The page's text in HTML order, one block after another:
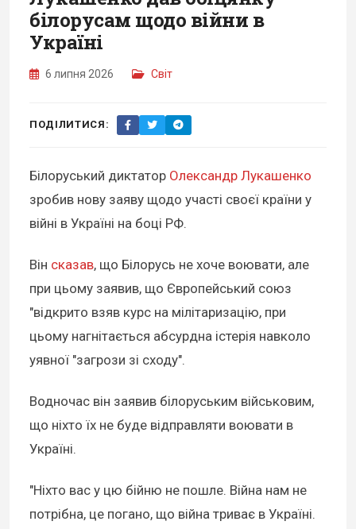
білорусам щодо війни в
Україні
6 липня 2026 Світ
ПОДІЛИТИСЯ:
Білоруський диктатор Олександр Лукашенко
зробив нову заяву щодо участі своєї країни у
війні в Україні на боці РФ.
Він сказав, що Білорусь не хоче воювати, але
при цьому заявив, що Європейський союз
"відкрито взяв курс на мілітаризацію, при
цьому нагнітається абсурдна істерія навколо
уявної "загрози зі сходу".
Водночас він заявив білоруським військовим,
що ніхто їх не буде відправляти воювати в
Україні.
"Ніхто вас у цю бійню не пошле. Війна нам не
потрібна, це погано, що війна триває в Україні.